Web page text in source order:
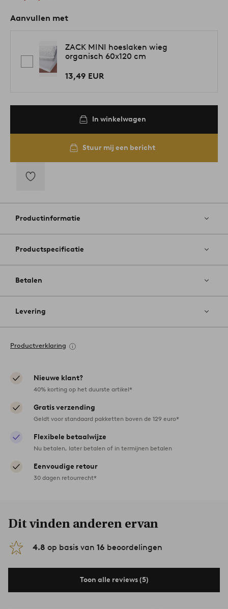
Aanvullen met
ZACK MINI hoeslaken wieg
organisch 60x120 cm
13,49 EUR
In winkelwagen
Stuur mij een bericht
aan
Productinformatie
Productspecificatie
Betalen
Levering
Productverklaring
Nieuwe klant?
40% korting op het duurste artikel*
Gratis verzending
Geldt voor standaard pakketten boven de 129 euro*
Flexibele betaalwijze
Nu betalen, later betalen of in termijnen betalen
Eenvoudige retour
30 dagen retourrecht*
Dit vinden anderen ervan
4.8 op basis van 16 beoordelingen
Toon alle reviews (5)